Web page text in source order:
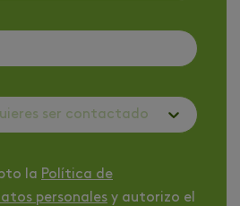
ser contactado
la Política de
personales y autorizo el